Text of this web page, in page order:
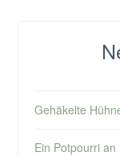
Gehäkelte
Ein Potpourri